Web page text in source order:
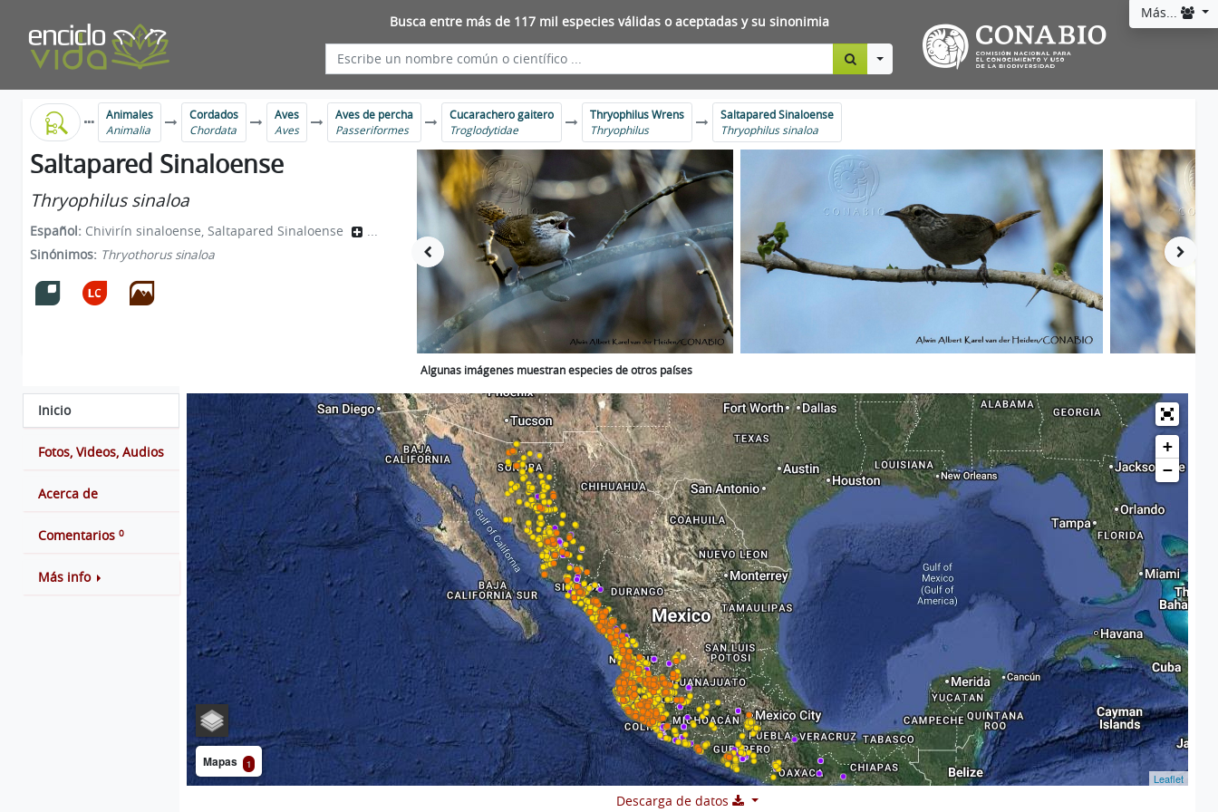
Más...
Busca entre más de 117 mil especies válidas o aceptadas y su sinonimia
Toggle Dropdown
Animales
Animalia
Cordados
Chordata
Aves
Aves
Aves de percha
Passeriformes
Cucarachero gaitero
Troglodytidae
Thryophilus Wrens
Thryophilus
Saltapared Sinaloense
Thryophilus sinaloa
Saltapared Sinaloense
Thryophilus sinaloa
Español: Chivirín sinaloense, Saltapared Sinaloense
...
Sinónimos: Thryothorus sinaloa
Algunas imágenes muestran especies de otros países
Inicio
Fotos, Videos, Audios
Acerca de
Comentarios 0
Más info
+
−
Mapas 1
Leaflet
Descarga de datos